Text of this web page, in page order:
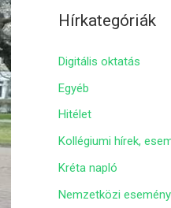
í
Hírkategóriák
Digitális oktatás
Egyéb
Hitélet
Kollégiumi hírek,
Kréta napló
Nemzetközi